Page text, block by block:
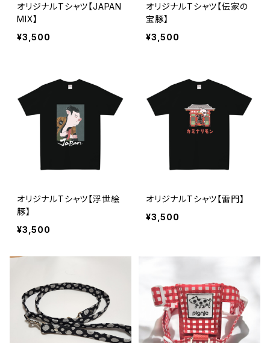
オリジナルTシャツ【JAPAN
MIX】
¥3,500
オリジナルTシャツ【伝家の
宝豚】
¥3,500
オリジナルTシャツ【浮世絵
豚】
¥3,500
オリジナルTシャツ【雷門】
¥3,500